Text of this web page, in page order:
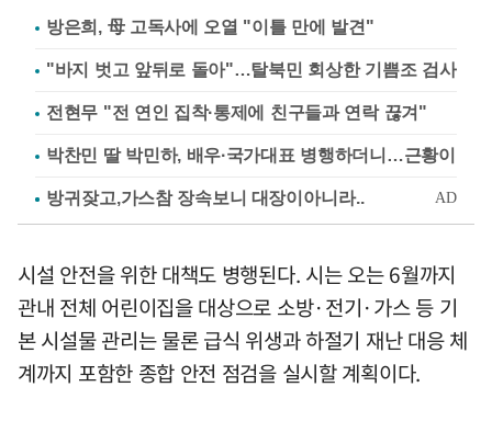
방은희, 母 고독사에 오열 "이틀 만에 발견"
"바지 벗고 앞뒤로 돌아"…탈북민 회상한 기쁨조 검사
전현무 "전 연인 집착·통제에 친구들과 연락 끊겨"
박찬민 딸 박민하, 배우·국가대표 병행하더니…근황이
시설 안전을 위한 대책도 병행된다. 시는 오는 6월까지
관내 전체 어린이집을 대상으로 소방·전기·가스 등 기
본 시설물 관리는 물론 급식 위생과 하절기 재난 대응 체
계까지 포함한 종합 안전 점검을 실시할 계획이다.